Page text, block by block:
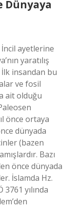
Dünyaya
İncil ayetlerine
yaratılış
İlk insandan bu
ve fosil
ait olduğu
önce ortaya
dünyada
(bazen
Bazı
önce dünyada
İslamda Hz.
3761 yılında